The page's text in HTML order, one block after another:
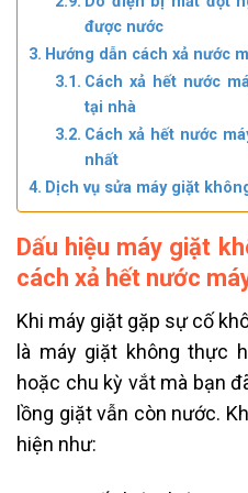
được nước
Hướng dẫn cách xả nước
Cách xả hết nước
tại nhà
Cách xả hết nước
nhất
Dịch vụ sửa máy giặt
Dấu hiệu máy giặt
cách xả hết nước
Khi máy giặt gặp sự cố
là máy giặt không thực
hoặc chu kỳ vắt mà bạn
lồng giặt vẫn còn nước.
hiện như: